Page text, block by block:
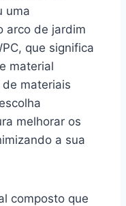
uma
arco de jardim
que significa
material
materiais
melhorar os
a sua
composto que